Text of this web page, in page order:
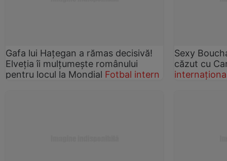
Gafa lui Haţegan a rămas decisivă!
Elveţia îi mulţumeşte românului
pentru locul la Mondial Fotbal intern
Sexy
căzut cu